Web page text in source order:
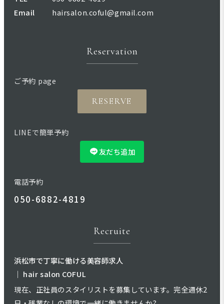
Email
hairsalon.coful@gmail.com
Reservation
ご予約 page
RESERVE
LINEで簡単予約
友だち追加
電話予約
050-6882-4819
Recruite
浜松市で丁寧に働ける美容師求人
｜ hair salon COFUL
現在、正社員のスタイリストを募集しています。完全週休2